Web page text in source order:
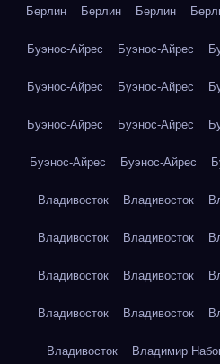
Берлин Берлин Берлин
Буэнос-Айрес Буэнос-Айрес
Буэнос-Айрес Буэнос-Айрес
Буэнос-Айрес Буэнос-Айрес
Буэнос-Айрес Буэнос-Айрес
Владивосток Владивосток
Владивосток Владивосток
Владивосток Владивосток
Владивосток Владивосток
Владивосток Владимир